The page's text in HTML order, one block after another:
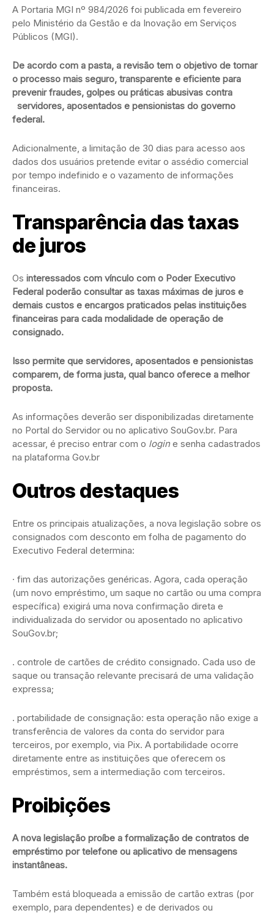
A Portaria MGI nº 984/2026 foi publicada em fevereiro
pelo Ministério da Gestão e da Inovação em Serviços
Públicos (MGI).
De acordo com a pasta, a revisão tem o objetivo de tornar
o processo mais seguro, transparente e eficiente para
prevenir fraudes, golpes ou práticas abusivas contra
servidores, aposentados e pensionistas do governo
federal.
Adicionalmente, a limitação de 30 dias para acesso aos
dados dos usuários pretende evitar o assédio comercial
por tempo indefinido e o vazamento de informações
financeiras.
Transparência das taxas
de juros
Os interessados com vínculo com o Poder Executivo
Federal poderão consultar as taxas máximas de juros e
demais custos e encargos praticados pelas instituições
financeiras para cada modalidade de operação de
consignado.
Isso permite que servidores, aposentados e pensionistas
comparem, de forma justa, qual banco oferece a melhor
proposta.
As informações deverão ser disponibilizadas diretamente
no Portal do Servidor ou no aplicativo SouGov.br. Para
acessar, é preciso entrar com o login e senha cadastrados
na plataforma Gov.br
Outros destaques
Entre os principais atualizações, a nova legislação sobre os
consignados com desconto em folha de pagamento do
Executivo Federal determina:
· fim das autorizações genéricas. Agora, cada operação
(um novo empréstimo, um saque no cartão ou uma compra
específica) exigirá uma nova confirmação direta e
individualizada do servidor ou aposentado no aplicativo
SouGov.br;
. controle de cartões de crédito consignado. Cada uso de
saque ou transação relevante precisará de uma validação
expressa;
. portabilidade de consignação: esta operação não exige a
transferência de valores da conta do servidor para
terceiros, por exemplo, via Pix. A portabilidade ocorre
diretamente entre as instituições que oferecem os
empréstimos, sem a intermediação com terceiros.
Proibições
A nova legislação proíbe a formalização de contratos de
empréstimo por telefone ou aplicativo de mensagens
instantâneas.
Também está bloqueada a emissão de cartão extras (por
exemplo, para dependentes) e de derivados ou